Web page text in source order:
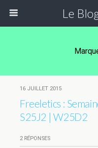
Le
16 JUILLET 2015
Freeletics :
S25J2 | W25D2
2 RÉPONSES